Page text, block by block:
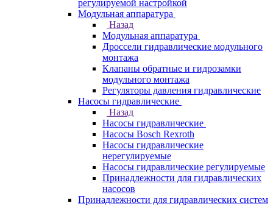
регулируемой настройкой
Модульная аппаратура
Назад
Модульная аппаратура
Дроссели гидравлические модульного
монтажа
Клапаны обратные и гидрозамки
модульного монтажа
Регуляторы давления гидравлические
Насосы гидравлические
Назад
Насосы гидравлические
Насосы Bosch Rexroth
Насосы гидравлические
нерегулируемые
Насосы гидравлические регулируемые
Принадлежности для гидравлических
насосов
Принадлежности для гидравлических систем